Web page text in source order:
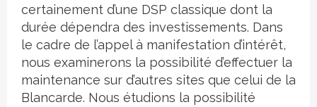
certainement d’une DSP classique dont la
durée dépendra des investissements. Dans
le cadre de l’appel à manifestation d’intérêt,
nous examinerons la possibilité d’effectuer la
maintenance sur d’autres sites que celui de la
Blancarde. Nous étudions la possibilité